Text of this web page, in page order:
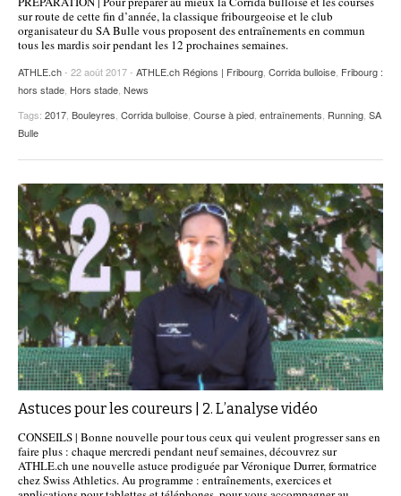
POURQUOI ATHLE.CH ?
ATHLE.CH RÉGIONS | VAUD
HIGHLIGHTS
sur route de cette fin d’année, la classique fribourgeoise et le club
organisateur du SA Bulle vous proposent des entraînements en commun
tous les mardis soir pendant les 12 prochaines semaines.
ATHLE.ch- 22 août 2017 - ATHLE.ch Régions | Fribourg, Corrida bulloise, Fribourg :
hors stade, Hors stade, News
Tags: 2017, Bouleyres, Corrida bulloise, Course à pied, entraînements, Running, SA
Bulle
Astuces pour les coureurs | 2. L’analyse vidéo
CONSEILS | Bonne nouvelle pour tous ceux qui veulent progresser sans en
faire plus : chaque mercredi pendant neuf semaines, découvrez sur
ATHLE.ch une nouvelle astuce prodiguée par Véronique Durrer, formatrice
chez Swiss Athletics. Au programme : entraînements, exercices et